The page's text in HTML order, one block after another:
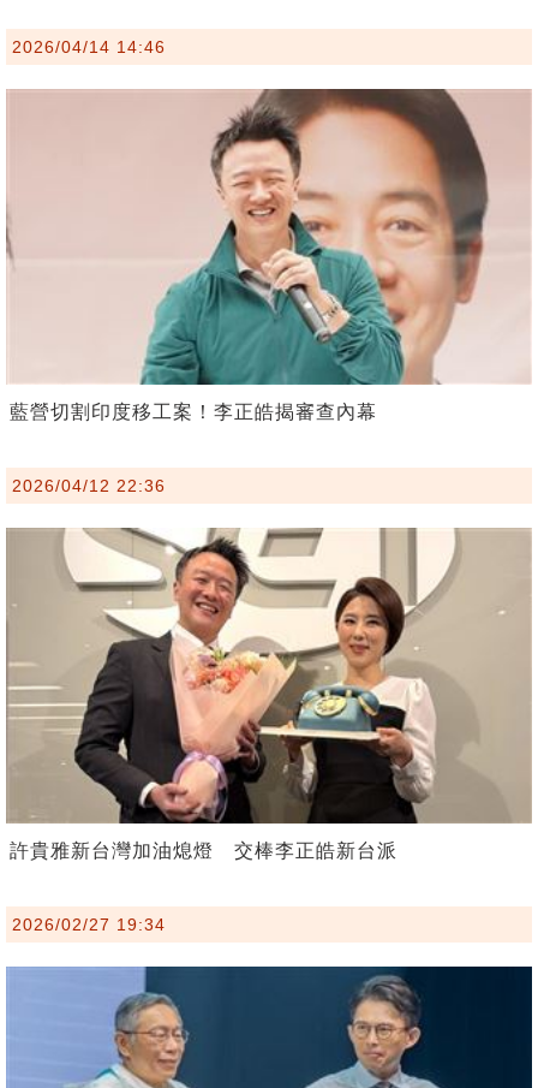
2026/04/14 14:46
藍營切割印度移工案！李正皓揭審查內幕
2026/04/12 22:36
許貴雅新台灣加油熄燈 交棒李正皓新台派
2026/02/27 19:34